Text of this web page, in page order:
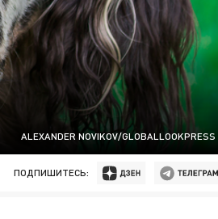
ALEXANDER NOVIKOV/GLOBALLOOKPRESS
ПОДПИШИТЕСЬ: